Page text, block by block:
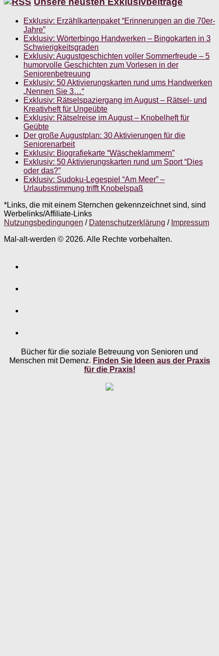
Exklusiv: Erzählkartenpaket “Erinnerungen an die 70er-
Jahre”
Exklusiv: Wörterbingo Handwerken – Bingokarten in 3
Schwierigkeitsgraden
Exklusiv: Augustgeschichten voller Sommerfreude – 5
humorvolle Geschichten zum Vorlesen in der
Seniorenbetreuung
Exklusiv: 50 Aktivierungskarten rund ums Handwerken
„Nennen Sie 3…“
Exklusiv: Rätselspaziergang im August – Rätsel- und
Kreativheft für Ungeübte
Exklusiv: Rätselreise im August – Knobelheft für
Geübte
Der große Augustplan: 30 Aktivierungen für die
Seniorenarbeit
Exklusiv: Biografiekarte “Wäscheklammern”
Exklusiv: 50 Aktivierungskarten rund um Sport “Dies
oder das?”
Exklusiv: Sudoku-Legespiel “Am Meer” –
Urlaubsstimmung trifft Knobelspaß
*Links, die mit einem Sternchen gekennzeichnet sind, sind
Werbelinks/Affiliate-Links
Nutzungsbedingungen / Datenschutzerklärung / Impressum
Mal-alt-werden © 2026. Alle Rechte vorbehalten.
Bücher für die soziale Betreuung von Senioren und
Menschen mit Demenz. Finden Sie Ideen aus der Praxis
für die Praxis!